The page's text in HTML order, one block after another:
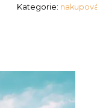
Kategorie: